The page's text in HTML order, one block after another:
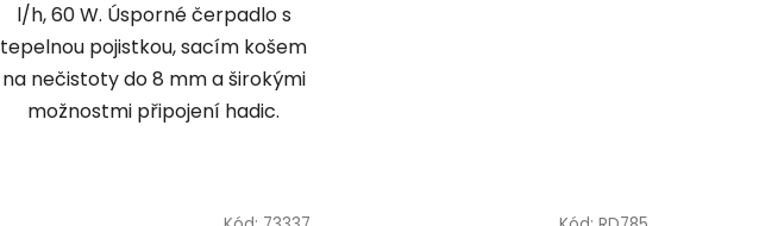
l/h, 60 W. Úsporné čerpadlo s
tepelnou pojistkou, sacím košem
na nečistoty do 8 mm a širokými
možnostmi připojení hadic.